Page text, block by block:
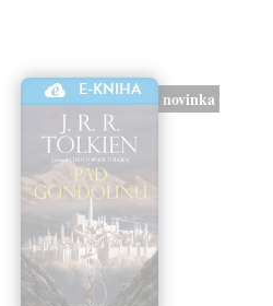
E-KNIHA novinka